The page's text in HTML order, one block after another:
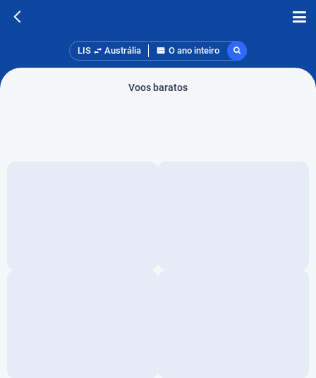
LIS Austrália O ano inteiro
Voos baratos